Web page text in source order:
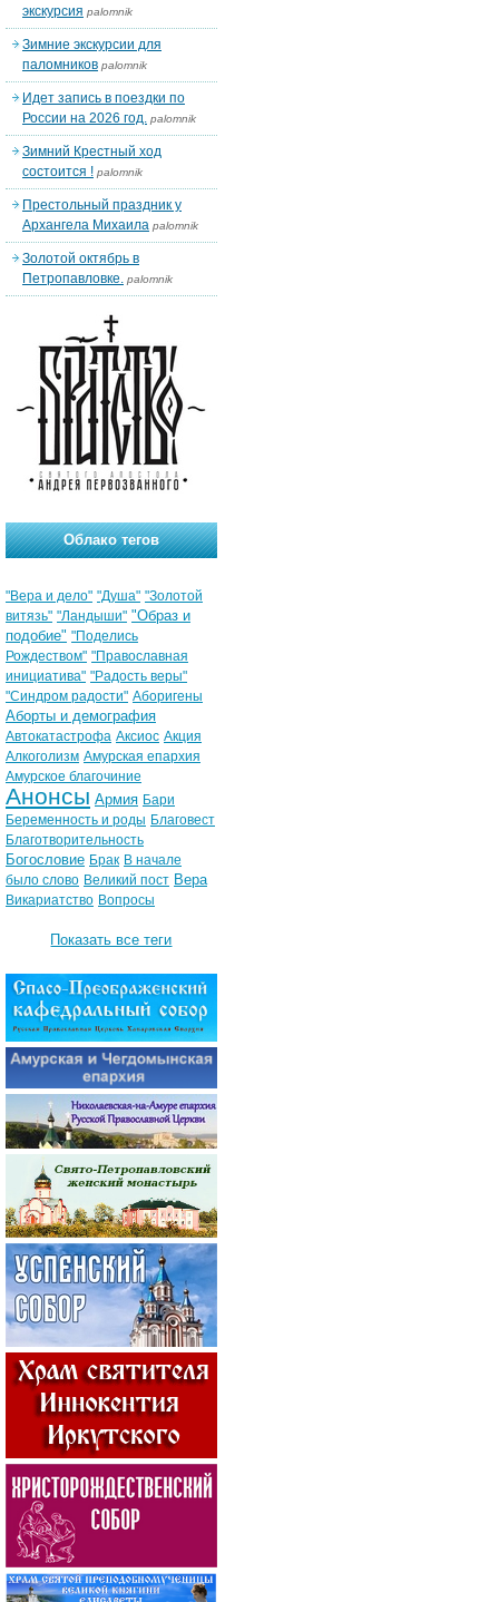
экскурсия palomnik
Зимние экскурсии для
паломников palomnik
Идет запись в поездки по
России на 2026 год. palomnik
Зимний Крестный ход
состоится ! palomnik
Престольный праздник у
Архангела Михаила palomnik
Золотой октябрь в
Петропавловке. palomnik
Облако тегов
"Вера и дело" "Душа" "Золотой
витязь" "Ландыши" "Образ и
подобие" "Поделись
Рождеством" "Православная
инициатива" "Радость веры"
"Синдром радости" Аборигены
Аборты и демография
Автокатастрофа Аксиос Акция
Алкоголизм Амурская епархия
Амурское благочиние
Анонсы Армия Бари
Беременность и роды Благовест
Благотворительность
Богословие Брак В начале
было слово Великий пост Вера
Викариатство Вопросы
Показать все теги